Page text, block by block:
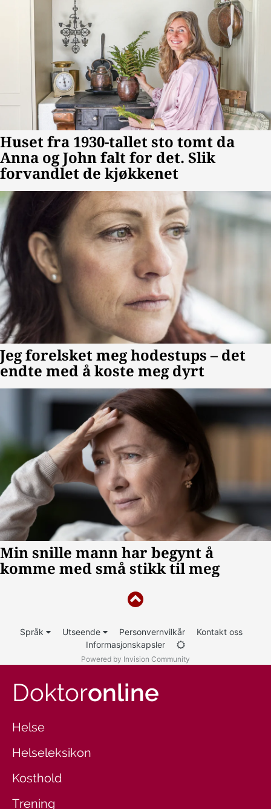
Språk Utseende Personvernvilkår
Kontakt oss
Informasjonskapsler
Powered by Invision Community
Doktoronline
Helse
Helseleksikon
Kosthold
Trening